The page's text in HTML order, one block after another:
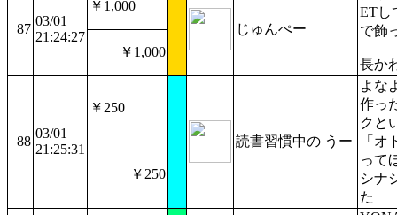
87
03/01
21:24:27
￥1,000
じゅんぺー
ETし
で飾
長か
￥1,000
88
03/01
21:25:31
￥250
読書習慣中の うー
よな
作っ
クと
「オ
って
シナ
た
￥250